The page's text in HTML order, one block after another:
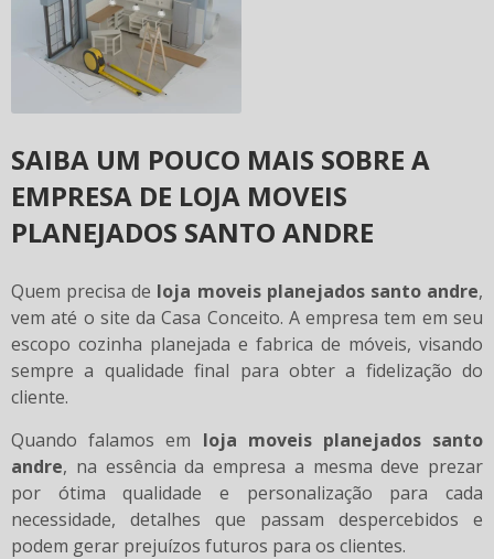
SAIBA UM POUCO MAIS SOBRE A
EMPRESA DE LOJA MOVEIS
PLANEJADOS SANTO ANDRE
Quem precisa de loja moveis planejados santo andre,
vem até o site da Casa Conceito. A empresa tem em seu
escopo cozinha planejada e fabrica de móveis, visando
sempre a qualidade final para obter a fidelização do
cliente.
Quando falamos em loja moveis planejados santo
andre, na essência da empresa a mesma deve prezar
por ótima qualidade e personalização para cada
necessidade, detalhes que passam despercebidos e
podem gerar prejuízos futuros para os clientes.